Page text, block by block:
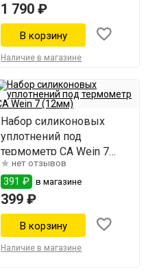
1 790 ₽
Наличие в магазине
Набор силиконовых
уплотнений под
термометр СА Wein 7
(12мм)
нет отзывов
391 ₽ в магазине
399 ₽
Наличие в магазине